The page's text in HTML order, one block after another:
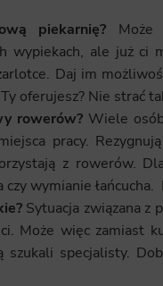
piekarnię? Może
wypiekach, ale już ci
Daj im
oferujesz? Nie strać
rowerów? Wiele
pracy.
z rowerów.
wymianie
Sytuacja związana z
Może więc zamiast
specjalisty.